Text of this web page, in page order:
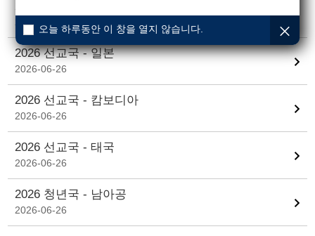
2026 선교국 - 일본
2026-06-26
2026 선교국 - 캄보디아
2026-06-26
2026 선교국 - 태국
2026-06-26
2026 청년국 - 남아공
2026-06-26
오늘 하루동안 이 창을 열지 않습니다.